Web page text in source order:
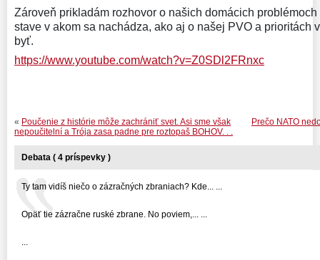
Zároveň prikladám rozhovor o našich domácich
stave v akom sa nachádza, ako aj o našej PVO a prioritách
byť.
https://www.youtube.com/watch?v=Z0SDl2FRnxc
Prečo NATO
« Poučenie z histórie môže zachrániť svet. Asi sme však
nepoučitelní a Trója zasa padne pre roztopaš BOHOV. . .
Debata ( 4 príspevky )
Ty tam vidíš niečo o zázračných zbraniach? Kde... ...
Opäť tie zázračne ruské zbrane. No poviem,... ...
...